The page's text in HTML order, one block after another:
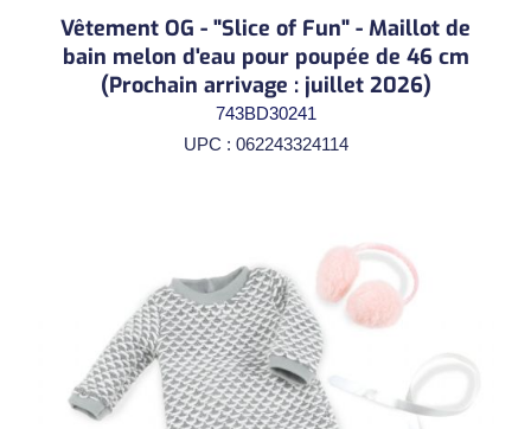
Vêtement OG - "Slice of Fun" - Maillot de
bain melon d'eau pour poupée de 46 cm
(Prochain arrivage : juillet 2026)
743BD30241
UPC : 062243324114